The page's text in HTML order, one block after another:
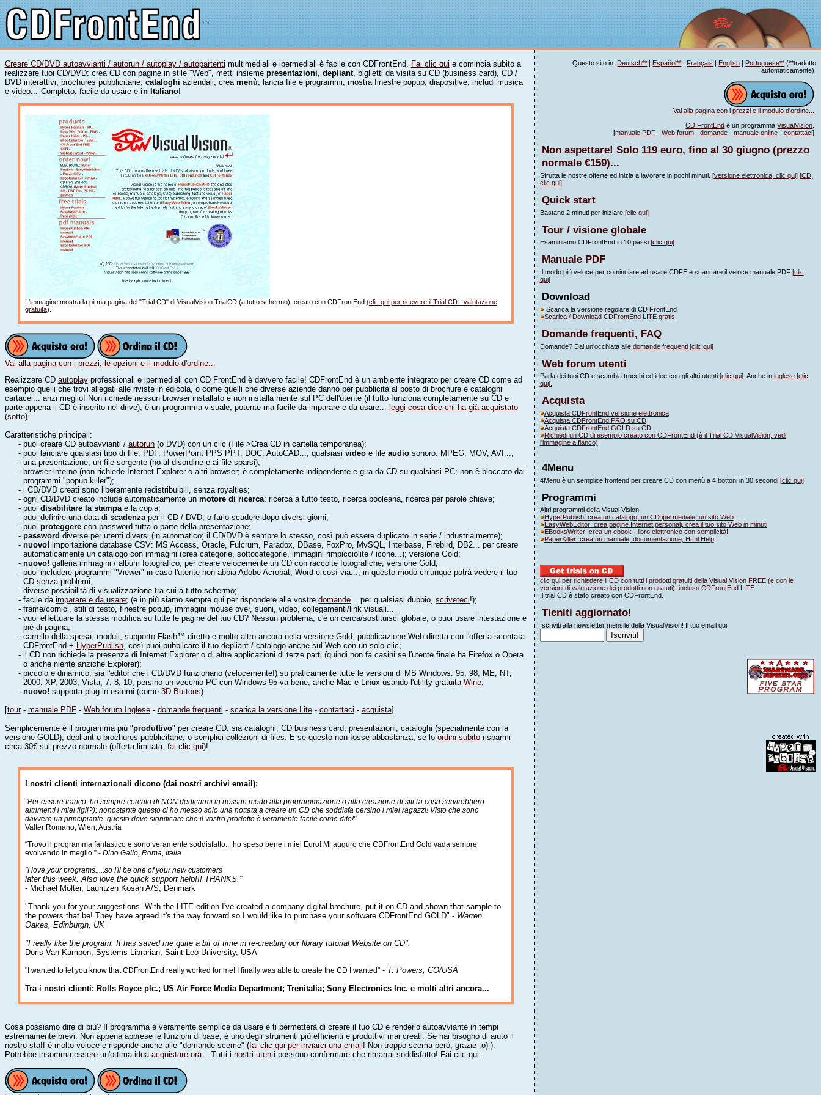
Creare CD/DVD autoavvianti / autorun / autoplay / autopartenti multimediali e ipermediali è facile con CDFrontEnd. Fai clic qui e comincia subito a
realizzare tuoi CD/DVD: crea CD con pagine in stile "Web", metti insieme presentazioni, depliant, biglietti da visita su CD (business card), CD /
DVD interattivi, brochures pubblicitarie, cataloghi aziendali, crea menù, lancia file e programmi, mostra finestre popup, diapositive, includi musica
e video... Completo, facile da usare e in Italiano!
L'immagine mostra la pirma pagina del "Trial CD" di VisualVision TrialCD (a tutto schermo), creato con CDFrontEnd (clic qui per ricevere il Trial CD - valutazione
gratuita).
Vai alla pagina con i prezzi, le opzioni e il modulo d'ordine...
Realizzare CD autoplayprofessionali e ipermediali con CD FrontEnd è davvero facile! CDFrontEnd è un ambiente integrato per creare CD come ad
esempio quelli che trovi allegati alle riviste in edicola, o come quelli che diverse aziende danno per pubblicità al posto di brochure e cataloghi
cartacei... anzi meglio! Non richiede nessun browser installato e non installa niente sul PC dell'utente (il tutto funziona completamente su CD e
parte appena il CD è inserito nel drive), è un programma visuale, potente ma facile da imparare e da usare... leggi cosa dice chi ha già acquistato
(sotto).
Caratteristiche principali:
- puoi creare CD autoavvianti /autorun (o DVD) con un clic (File >Crea CD in cartella temporanea);
- puoi lanciare qualsiasi tipo di file: PDF, PowerPoint PPS PPT, DOC, AutoCAD...; qualsiasivideo e fileaudio sonoro: MPEG, MOV, AVI...;
- una presentazione, un file sorgente (no al disordine e ai file sparsi);
- browser interno (non richiede Internet Explorer o altri browser; è completamente indipendente e gira da CD su qualsiasi PC; non è bloccato dai
programmi "popup killer");
- i CD/DVD creati sono liberamente redistribuibili, senza royalties;
- ogni CD/DVD creato include automaticamente unmotore di ricerca: ricerca a tutto testo, ricerca booleana, ricerca per parole chiave;
- puoidisabilitare la stampae la copia;
- puoi definire una data discadenzaper il CD / DVD; o farlo scadere dopo diversi giorni;
- puoiproteggere con password tutta o parte della presentazione;
-password diverse per utenti diversi (in automatico; il CD/DVD è sempre lo stesso, così può essere duplicato in serie / industrialmente);
-nuovo! importazione database CSV: MS Access, Oracle, Fulcrum, Paradox, DBase, FoxPro, MySQL, Interbase, Firebird, DB2... per creare
automaticamente un catalogo con immagini (crea categorie, sottocategorie, immagini rimpicciolite / icone...); versione Gold;
-nuovo! galleria immagini / album fotografico, per creare velocemente un CD con raccolte fotografiche; versione Gold;
- puoi includere programmi "Viewer" in caso l'utente non abbia Adobe Acrobat, Word e così via...; in questo modo chiunque potrà vedere il tuo
CD senza problemi;
- diverse possibilità di visualizzazione tra cui a tutto schermo;
- facile daimparare e da usare; (e in più siamo sempre qui per rispondere alle vostredomande... per qualsiasi dubbio,scriveteci!);
- frame/cornici, stili di testo, finestre popup, immagini mouse over, suoni, video, collegamenti/link visuali...
- vuoi effettuare la stessa modifica su tutte le pagine del tuo CD? Nessun problema, c'è un cerca/sostituisci globale, o puoi usare intestazione e
piè di pagina;
- carrello della spesa, moduli, supporto Flash™ diretto e molto altro ancora nella versione Gold; pubblicazione Web diretta con l'offerta scontata
CDFrontEnd + HyperPublish, così puoi pubblicare il tuo depliant / catalogo anche sul Web con un solo clic;
- il CD non richiede la presenza di Internet Explorer o di altre applicazioni di terze parti (quindi non fa casini se l'utente finale ha Firefox o Opera
o anche niente anziché Explorer);
- piccolo e dinamico: sia l'editor che i CD/DVD funzionano (velocemente!) su praticamente tutte le versioni di MS Windows: 95, 98, ME, NT,
2000, XP, 2003, Vista, 7, 8, 10; persino un vecchio PC con Windows 95 va bene; anche Mac e Linux usando l'utility gratuita Wine;
-nuovo! supporta plug-in esterni (come3D Buttons)
[tour- manuale PDF- Web forum Inglese- domande frequenti - scarica la versione Lite- contattaci - acquista]
Semplicemente è il programma più "produttivo" per creare CD: sia cataloghi, CD business card, presentazioni, cataloghi (specialmente con la
versione GOLD), depliant o brochures pubblicitarie, o semplici collezioni di files. E se questo non fosse abbastanza, se lo ordini subitorisparmi
circa 30€ sul prezzo normale (offerta limitata, fai clic qui)!
I nostri clienti internazionali dicono (dai nostri archivi email):
"Per essere franco, ho sempre cercato di NON dedicarmi in nessun modo alla programmazione o alla creazione di siti (a cosa servirebbero
altrimenti i miei figli?): nonostante questo ci ho messo solo una nottata a creare un CD che soddisfa persino i miei ragazzi! Visto che sono
davvero un principiante, questo deve significare che il vostro prodotto è veramente facile come dite!"
Valter Romano, Wien, Austria
“Trovo il programma fantastico e sono veramente soddisfatto... ho speso bene i miei Euro! Mi auguro che CDFrontEnd Gold vada sempre
evolvendo in meglio.” - Dino Gallo, Roma, Italia
"I love your programs.....so I'll be one of your new customers
later this week. Also love the quick support help!!! THANKS."
- Michael Molter, Lauritzen Kosan A/S, Denmark
"Thank you for your suggestions. With the LITE edition I've created a company digital brochure, put it on CD and shown that sample to
the powers that be! They have agreed it's the way forward so I would like to purchase your software CDFrontEnd GOLD" - Warren
Oakes, Edinburgh, UK
"I really like the program. It has saved me quite a bit of time in re-creating our library tutorial Website on CD".
Doris Van Kampen, Systems Librarian, Saint Leo University, USA
"I wanted to let you know that CDFrontEnd really worked for me! I finally was able to create the CD I wanted"- T. Powers, CO/USA
Tra i nostri clienti: Rolls Royce plc.; US Air Force Media Department; Trenitalia; Sony Electronics Inc. e molti altri ancora...
Cosa possiamo dire di più? Il programma è veramente semplice da usare e ti permetterà di creare il tuo CD e renderlo autoavviante in tempi
estremamente brevi. Non appena apprese le funzioni di base, è uno degli strumenti più efficienti e produttivi mai creati. Se hai bisogno di aiuto il
nostro staff è molto veloce e risponde anche alle "domande sceme" (fai clic qui per inviarci una email ! Non troppo scema però, grazie :o) ).
Potrebbe insomma essere un'ottima idea acquistare ora... Tutti i nostri utenti possono confermare che rimarrai soddisfatto! Fai clic qui:
Questo sito in: Deutsch** | Español** | Français | English | Portuguese** (**tradotto
automaticamente)
Vai alla pagina con i prezzi e il modulo d'ordine...
CD FrontEnd è un programmaVisualVision
[manuale PDF -Web forum -domande -manuale online -contattaci]
Non aspettare! Solo 119 euro, fino al 30 giugno (prezzo
normale €159)...
Sfrutta le nostre offerte ed inizia a lavorare in pochi minuti. [versione elettronica, clic qui] [CD,
clic qui]
Quick start
Bastano 2 minuti per iniziare [clic qui]
Tour / visione globale
Esaminiamo CDFrontEnd in 10 passi [clic qui]
Manuale PDF
Il modo più veloce per cominciare ad usare CDFE è scaricare il veloce manuale PDF [clic
qui]
Download
Scarica la versione regolare di CD FrontEnd
Scarica / Download CDFrontEnd LITE gratis
Domande frequenti, FAQ
Domande? Dai un'occhiata alle domande frequenti [clic qui]
Web forum utenti
Parla dei tuoi CD e scambia trucchi ed idee con gli altri utenti [clic qui] . Anche in inglese [clic
qui].
Acquista
Acquista CDFrontEnd versione elettronica
Acquista CDFrontEnd PRO su CD
Acquista CDFrontEnd GOLD su CD
Richiedi un CD di esempio creato con CDFrontEnd (è il Trial CD VisualVision, vedi
l'immagine a fianco)
4Menu
4Menu è un semplice frontend per creare CD con menù a 4 bottoni in 30 secondi [clic qui]
Programmi
Altri programmi della Visual Vision:
HyperPublish: crea un catalogo, un CD ipermediale, un sito Web
EasyWebEditor: crea pagine Internet personali, crea il tuo sito Web in minuti
EBooksWriter: crea un ebook - libro elettronico con semplicità!
PaperKiller: crea un manuale, documentazione, Html Help
clic qui per richiedere il CD con tutti i prodotti gratuiti della Visual Vision FREE (e con le
versioni di valutazione dei prodotti non gratuti), incluso CDFrontEnd LITE.
Il trial CD è stato creato con CDFrontEnd.
Tieniti aggiornato!
Iscriviti alla newsletter mensile della VisualVision! Il tuo email qui: